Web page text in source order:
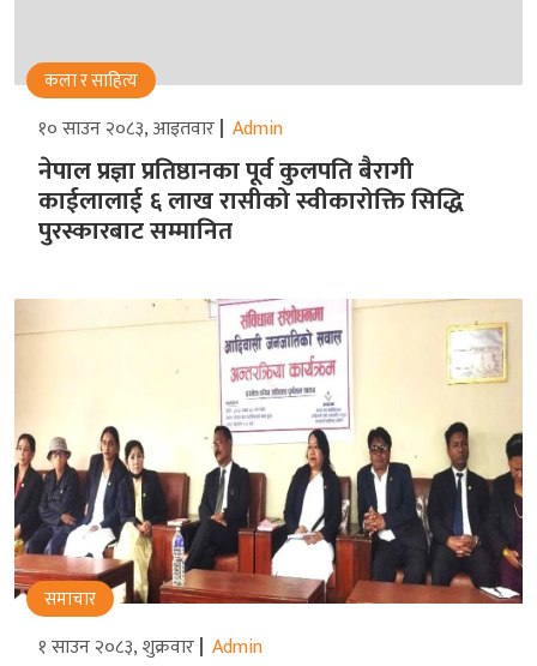
कला र साहित्य
१० साउन २०८३, आइतवार Admin
नेपाल प्रज्ञा प्रतिष्ठानका पूर्व कुलपति बैरागी
काईलालाई ६ लाख रासीको स्वीकारोक्ति सिद्धि
पुरस्कारबाट सम्मानित
समाचार
१ साउन २०८३, शुक्रवार Admin